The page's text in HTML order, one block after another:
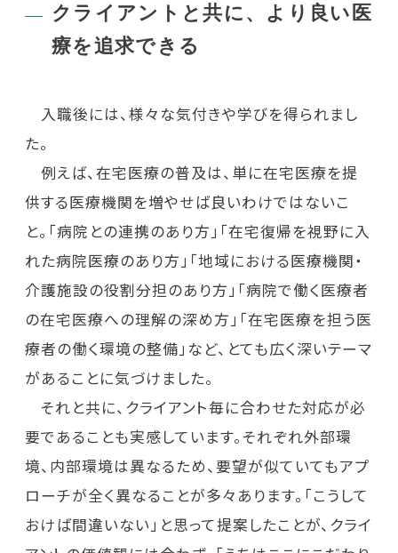
クライアントと共に、より良い医
療を追求できる
入職後には、様々な気付きや学びを得られまし
た。
例えば、在宅医療の普及は、単に在宅医療を提
供する医療機関を増やせば良いわけではないこ
と。「病院との連携のあり方」「在宅復帰を視野に入
れた病院医療のあり方」「地域における医療機関・
介護施設の役割分担のあり方」「病院で働く医療者
の在宅医療への理解の深め方」「在宅医療を担う医
療者の働く環境の整備」など、とても広く深いテーマ
があることに気づけました。
それと共に、クライアント毎に合わせた対応が必
要であることも実感しています。それぞれ外部環
境、内部環境は異なるため、要望が似ていてもアプ
ローチが全く異なることが多々あります。「こうして
おけば間違いない」と思って提案したことが、クライ